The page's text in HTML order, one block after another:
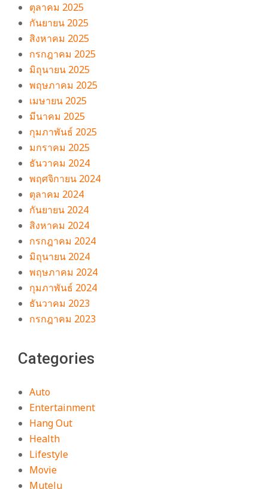
ตุลาคม 2025
กันยายน 2025
สิงหาคม 2025
กรกฎาคม 2025
มิถุนายน 2025
พฤษภาคม 2025
เมษายน 2025
มีนาคม 2025
กุมภาพันธ์ 2025
มกราคม 2025
ธันวาคม 2024
พฤศจิกายน 2024
ตุลาคม 2024
กันยายน 2024
สิงหาคม 2024
กรกฎาคม 2024
มิถุนายน 2024
พฤษภาคม 2024
กุมภาพันธ์ 2024
ธันวาคม 2023
กรกฎาคม 2023
Categories
Auto
Entertainment
Hang Out
Health
Lifestyle
Movie
Mutelu